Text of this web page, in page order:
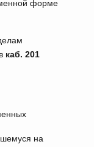
форме
каб. 201
на